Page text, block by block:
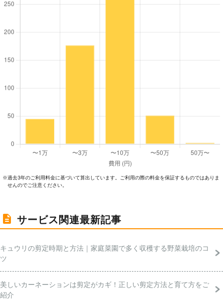
※過去3年のご利⽤料⾦に基づいて算出しています。ご利⽤の際の料⾦を保証するものではありま
せんのでご注意ください。
サービス関連最新記事
キュウリの剪定時期と方法｜家庭菜園で多く収穫する野菜栽培のコ
ツ
美しいカーネーションは剪定がカギ！正しい剪定方法と育て方をご
紹介